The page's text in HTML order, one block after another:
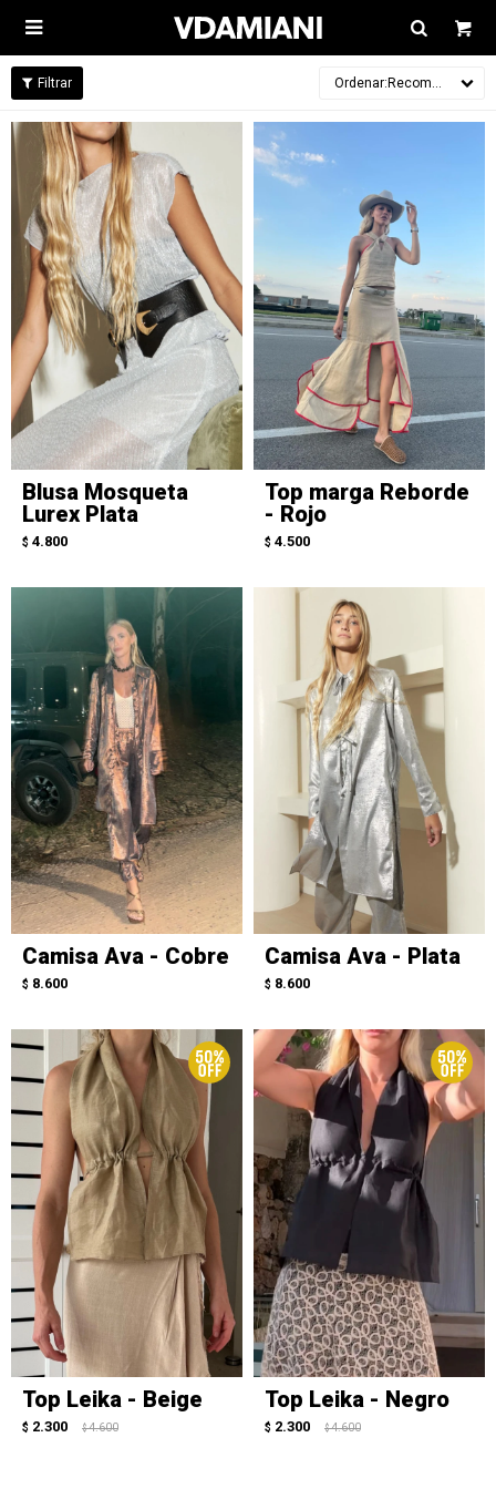

Recomendados
Blusa Mosqueta
Lurex Plata
$ 4.800
Top marga Reborde
- Rojo
$ 4.500
Camisa Ava - Cobre
$ 8.600
Camisa Ava - Plata
$ 8.600
Top Leika - Beige
$ 2.300 $ 4.600
Top Leika - Negro
$ 2.300 $ 4.600